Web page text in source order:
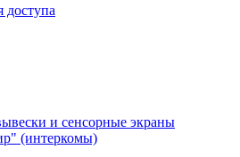
доступа
и сенсорные экраны
(интеркомы)